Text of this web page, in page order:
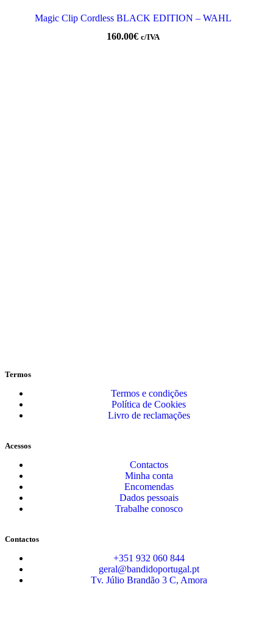
Magic Clip Cordless BLACK EDITION – WAHL
160.00€ c/IVA
Termos
Termos e condições
Política de Cookies
Livro de reclamações
Acessos
Contactos
Minha conta
Encomendas
Dados pessoais
Trabalhe conosco
Contactos
+351 932 060 844
geral@bandidoportugal.pt
Tv. Júlio Brandão 3 C, Amora